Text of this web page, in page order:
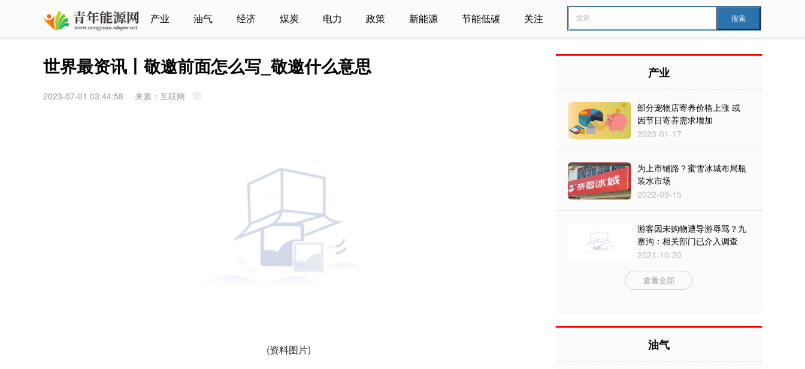
产业 油气 经济 煤炭 电力 政策 新能源 节能低碳 关注 搜索
世界最资讯丨敬邀前面怎么写_敬邀什么意思
2023-07-01 03:44:58 来源：互联网
(资料图片)
产业
部分宠物店寄养价格上涨 或
因节日寄养需求增加
2023-01-17
为上市铺路？蜜雪冰城布局瓶
装水市场
2022-09-15
游客因未购物遭导游辱骂？九
寨沟：相关部门已介入调查
2021-10-20
查看全部
油气